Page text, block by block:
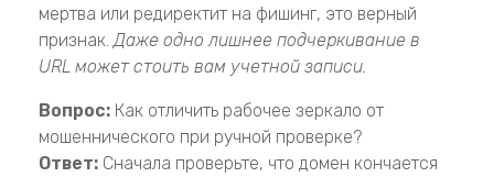
мертва или редиректит на фишинг, это верный
признак. Даже одно лишнее подчеркивание в
URL может стоить вам учетной записи.
Вопрос: Как отличить рабочее зеркало от
мошеннического при ручной проверке?
Ответ: Сначала проверьте, что домен кончается